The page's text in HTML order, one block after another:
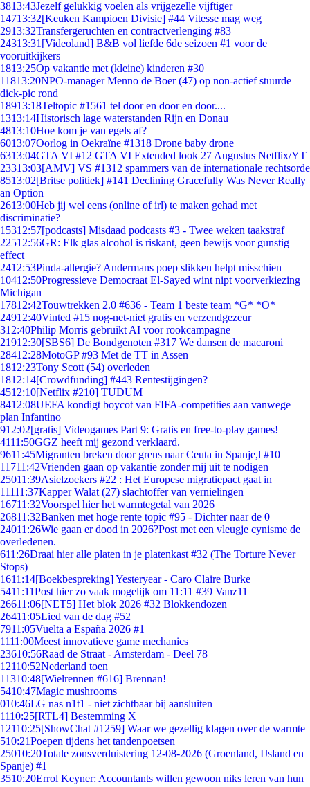
3813:43Jezelf gelukkig voelen als vrijgezelle vijftiger
14713:32[Keuken Kampioen Divisie] #44 Vitesse mag weg
2913:32Transfergeruchten en contractverlenging #83
24313:31 [Videoland] B&B vol liefde 6de seizoen #1 voor de
vooruitkijkers
1813:25Op vakantie met (kleine) kinderen #30
11813:20NPO-manager Menno de Boer (47) op non-actief stuurde
dick-pic rond
18913:18Teltopic #1561 tel door en door en door....
1313:14Historisch lage waterstanden Rijn en Donau
4813:10Hoe kom je van egels af?
6013:07Oorlog in Oekraïne #1318 Drone baby drone
6313:04GTA VI #12 GTA VI Extended look 27 Augustus Netflix/YT
23313:03[AMV] VS #1312 spammers van de internationale rechtsorde
8513:02[Britse politiek] #141 Declining Gracefully Was Never Really
an Option
2613:00Heb jij wel eens (online of irl) te maken gehad met
discriminatie?
15312:57[podcasts] Misdaad podcasts #3 - Twee weken taakstraf
22512:56GR: Elk glas alcohol is riskant, geen bewijs voor gunstig
effect
2412:53Pinda-allergie? Andermans poep slikken helpt misschien
10412:50Progressieve Democraat El-Sayed wint nipt voorverkiezing
Michigan
17812:42Touwtrekken 2.0 #636 - Team 1 beste team *G* *O*
24912:40Vinted #15 nog-net-niet gratis en verzendgezeur
312:40Philip Morris gebruikt AI voor rookcampagne
21912:30[SBS6] De Bondgenoten #317 We dansen de macaroni
28412:28MotoGP #93 Met de TT in Assen
1812:23Tony Scott (54) overleden
1812:14[Crowdfunding] #443 Rentestijgingen?
4512:10[Netflix #210] TUDUM
8412:08UEFA kondigt boycot van FIFA-competities aan vanwege
plan Infantino
912:02[gratis] Videogames Part 9: Gratis en free-to-play games!
4111:50GGZ heeft mij gezond verklaard.
9611:45Migranten breken door grens naar Ceuta in Spanje,l #10
11711:42Vrienden gaan op vakantie zonder mij uit te nodigen
25011:39Asielzoekers #22 : Het Europese migratiepact gaat in
11111:37Kapper Walat (27) slachtoffer van vernielingen
16711:32Voorspel hier het warmtegetal van 2026
26811:32Banken met hoge rente topic #95 - Dichter naar de 0
24011:26Wie gaan er dood in 2026?Post met een vleugje cynisme de
overledenen.
611:26Draai hier alle platen in je platenkast #32 (The Torture Never
Stops)
1611:14[Boekbespreking] Yesteryear - Caro Claire Burke
5411:11Post hier zo vaak mogelijk om 11:11 #39 Vanz11
26611:06[NET5] Het blok 2026 #32 Blokkendozen
26411:05Lied van de dag #52
7911:05Vuelta a España 2026 #1
1111:00Meest innovatieve game mechanics
23610:56Raad de Straat - Amsterdam - Deel 78
12110:52Nederland toen
11310:48[Wielrennen #616] Brennan!
5410:47Magic mushrooms
010:46LG nas n1t1 - niet zichtbaar bij aansluiten
1110:25[RTL4] Bestemming X
12110:25[ShowChat #1259] Waar we gezellig klagen over de warmte
510:21Poepen tijdens het tandenpoetsen
25010:20Totale zonsverduistering 12-08-2026 (Groenland, IJsland en
Spanje) #1
3510:20Errol Keyner: Accountants willen gewoon niks leren van hun